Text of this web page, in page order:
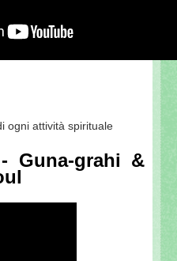
ogni attività spirituale
Guna-grahi &